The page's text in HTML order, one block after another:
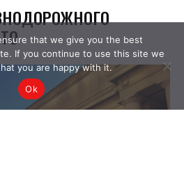
that we give you the best
If you continue to use this site we
you are happy with it.
Ok